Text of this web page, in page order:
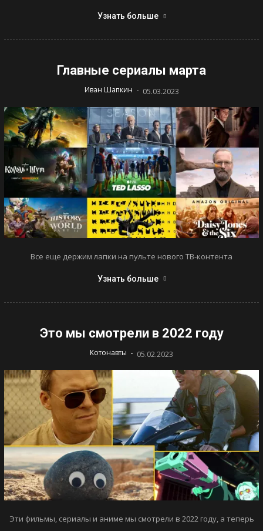
Узнать больше
Главные сериалы марта
Иван Шапкин - 05.03.2023
Все еще держим лапки на пульте нового ТВ-контента
Узнать больше
Это мы смотрели в 2022 году
Котонавты - 05.02.2023
Эти фильмы, сериалы и аниме мы смотрели в 2022 году, а теперь